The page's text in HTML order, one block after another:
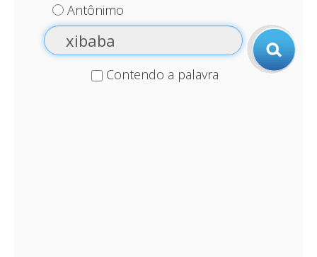
Antônimo
Contendo a palavra